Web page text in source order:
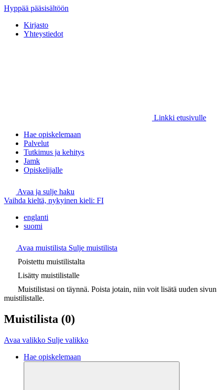
Hyppää pääsisältöön
Kirjasto
Yhteystiedot
Linkki etusivulle
Hae opiskelemaan
Palvelut
Tutkimus ja kehitys
Jamk
Opiskelijalle
Avaa ja sulje haku
Vaihda kieltä, nykyinen kieli: FI
englanti
suomi
Avaa muistilista Sulje muistilista
Poistettu muistilistalta
Lisätty muistilistalle
Muistilistasi on täynnä. Poista jotain, niin voit lisätä uuden sivun
muistilistalle.
Muistilista (0)
Avaa valikko Sulje valikko
Hae opiskelemaan